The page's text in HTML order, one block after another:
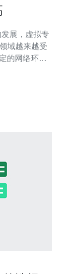
域越来越受
的网络环境
VPS的便宜